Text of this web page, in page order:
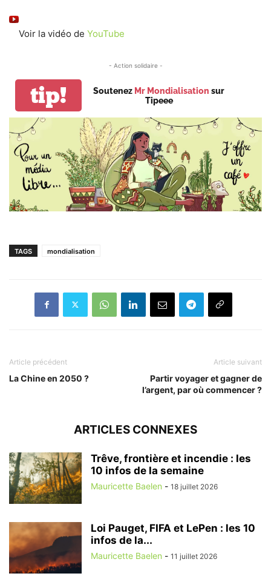
Voir la vidéo de YouTube
- Action solidaire -
tip! Soutenez Mr Mondialisation sur
Tipeee
TAGS mondialisation
Article précédent
La Chine en 2050 ?
Article suivant
Partir voyager et gagner de
l’argent, par où commencer ?
ARTICLES CONNEXES
Trêve, frontière et incendie : les
10 infos de la semaine
Mauricette Baelen - 18 juillet 2026
Loi Pauget, FIFA et LePen : les 10
infos de la...
Mauricette Baelen - 11 juillet 2026